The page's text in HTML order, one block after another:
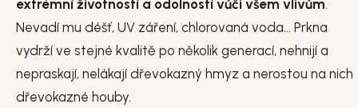
extrémní životností a odolností vůči všem vlivům.
Nevadí mu déšť, UV záření, chlorovaná voda... Prkna
vydrží ve stejné kvalitě po několik generací, nehnijí a
nepraskají, nelákají dřevokazný hmyz a nerostou na nich
dřevokazné houby.